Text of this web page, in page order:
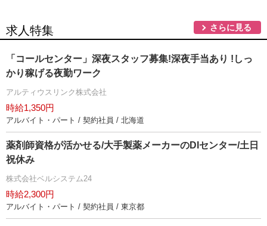
求人特集 さらに見る
「コールセンター」深夜スタッフ募集!深夜手当あり !しっ
かり稼げる夜勤ワーク
アルティウスリンク株式会社
時給1,350円
アルバイト・パート / 契約社員 / 北海道
薬剤師資格が活かせる/大手製薬メーカーのDIセンター/土日
祝休み
株式会社ベルシステム24
時給2,300円
アルバイト・パート / 契約社員 / 東京都